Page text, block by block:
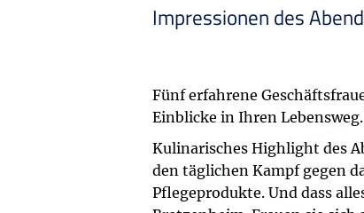
Impressionen des
Fünf erfahrene
Einblicke in Ihren
Kulinarisches Highlight des
den täglichen Kampf gegen
Pflegeprodukte. Und dass